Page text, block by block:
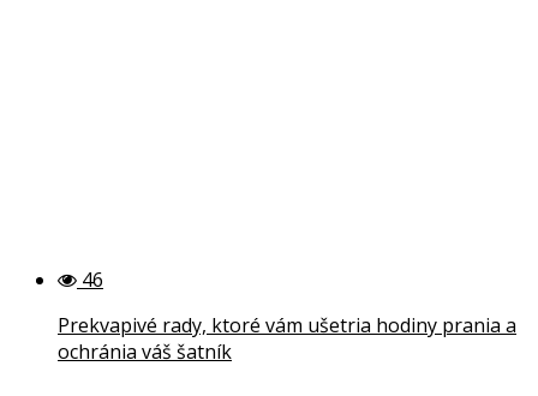
46
Prekvapivé rady, ktoré vám ušetria hodiny prania a
ochránia váš šatník